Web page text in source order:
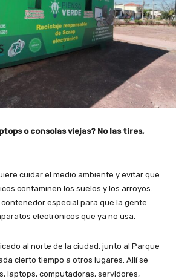
o consolas viejas? No las tires,
cuidar el medio ambiente y evitar que
contaminen los suelos y los arroyos.
especial para que la gente
electrónicos que ya no usa.
al norte de la ciudad, junto al Parque
cierto tiempo a otros lugares. Allí se
laptops, computadoras, servidores,